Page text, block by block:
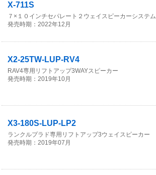
X-711S
７×１０インチセパレート２ウェイスピーカーシステム
発売時期：2022年12月
X2-25TW-LUP-RV4
RAV4専用リフトアップ3WAYスピーカー
発売時期：2019年10月
X3-180S-LUP-LP2
ランクルプラド専用リフトアップ3ウェイスピーカー
発売時期：2019年07月